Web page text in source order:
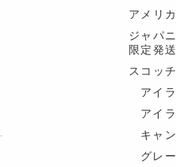
アメリ
ジャパ
限定発
スコッ
アイラ
アイ
キャ
グレ